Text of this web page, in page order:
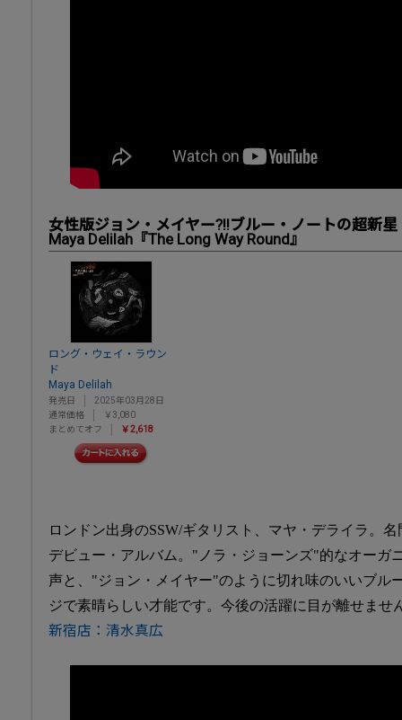
女性版ジョン・メイヤー?!!ブルー・ノートの超新星
Maya Delilah『The Long Way Round』
ロング・ウェイ・ラウン
ド
Maya Delilah
発売日
2025年03月28日
通常価格
￥3,080
まとめてオフ
￥2,618
ロンドン出身のSSW/ギタリスト、マヤ・デライラ。
デビュー・アルバム。"ノラ・ジョーンズ"的なオーガ
声と、"ジョン・メイヤー"のように切れ味のいいブル
ジで素晴らしい才能です。今後の活躍に目が離せませ
新宿店：清水真広